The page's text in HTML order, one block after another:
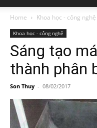
Home Khoa học - công nghệ
Khoa học - công nghệ
Sáng tạo
thành phân
Son Thuy - 08/02/2017